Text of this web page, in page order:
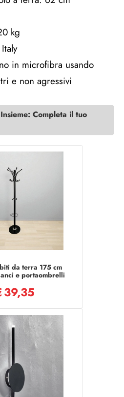
kg
in microfibra usando
e non agressivi
Completa il tuo
da terra 175 cm
e portaombrelli
39,35